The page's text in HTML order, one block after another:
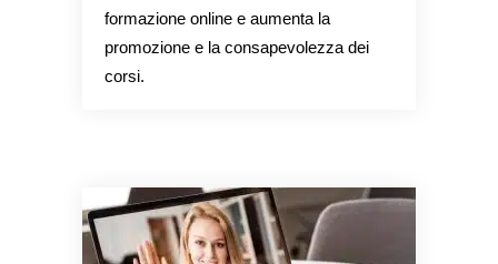
formazione online e aumenta la
promozione e la consapevolezza dei
corsi.